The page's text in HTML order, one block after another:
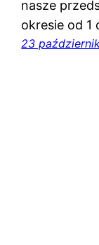
nasze
okresie od 1
23